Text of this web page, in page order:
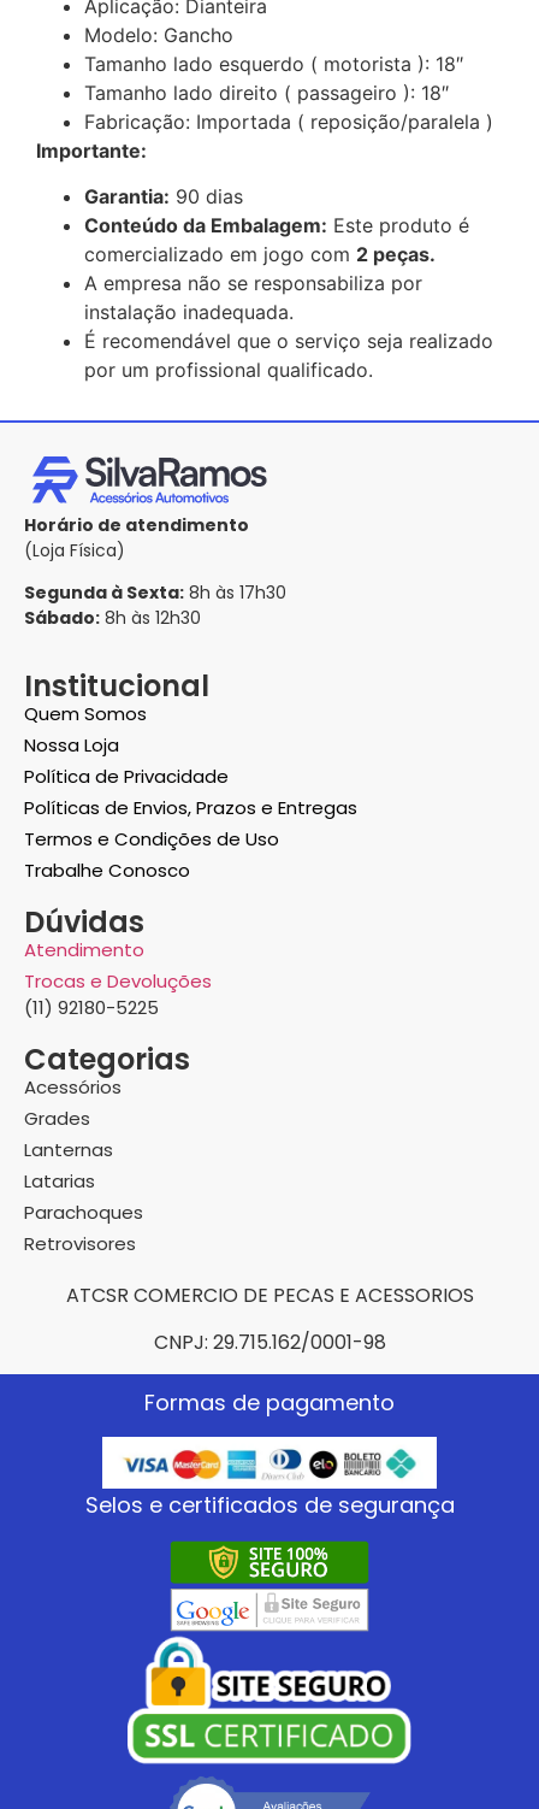
Aplicação: Dianteira
Modelo: Gancho
Tamanho lado esquerdo ( motorista ): 18″
Tamanho lado direito ( passageiro ): 18″
Fabricação: Importada ( reposição/paralela )
Importante:
Garantia: 90 dias
Conteúdo da Embalagem: Este produto é
comercializado em jogo com 2 peças.
A empresa não se responsabiliza por
instalação inadequada.
É recomendável que o serviço seja realizado
por um profissional qualificado.
Horário de atendimento
(Loja Física)
Segunda à Sexta: 8h às 17h30
Sábado: 8h às 12h30
Institucional
Quem Somos
Nossa Loja
Política de Privacidade
Políticas de Envios, Prazos e Entregas
Termos e Condições de Uso
Trabalhe Conosco
Dúvidas
Atendimento
Trocas e Devoluções
(11) 92180-5225
Categorias
Acessórios
Grades
Lanternas
Latarias
Parachoques
Retrovisores
ATCSR COMERCIO DE PECAS E ACESSORIOS
CNPJ: 29.715.162/0001-98
Formas de pagamento
Selos e certificados de segurança